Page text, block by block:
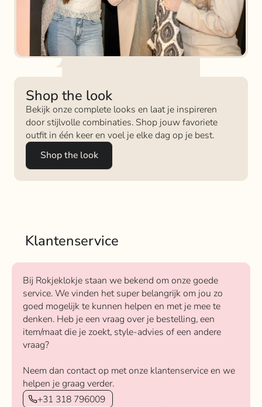
Shop the look
Bekijk onze complete looks en laat je inspireren
door stijlvolle combinaties. Shop jouw favoriete
outfit in één keer en voel je elke dag op je best.
Shop the look
Klantenservice
Bij Rokjeklokje staan we bekend om onze goede
service. We vinden het super belangrijk om jou zo
goed mogelijk te kunnen helpen en met je mee te
denken. Heb je een vraag over je bestelling, een
item/maat die je zoekt, style-advies of een andere
vraag?
Neem dan contact op met onze klantenservice en we
helpen je graag verder.
+31 318 796009